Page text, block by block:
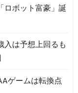
ロボット富豪」誕
は予想上回るも
ゲームは転換点